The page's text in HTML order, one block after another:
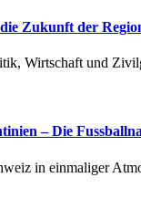
Zukunft der
Wirtschaft und
– Die
in einmaliger